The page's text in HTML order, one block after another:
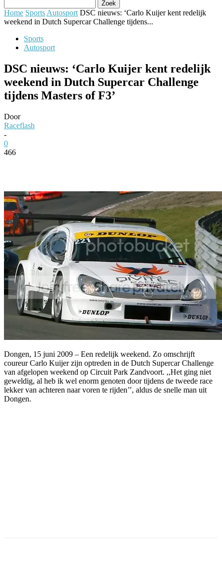
Home Sports Autosport DSC nieuws: ‘Carlo Kuijer kent redelijk
weekend in Dutch Supercar Challenge tijdens...
Sports
Autosport
DSC nieuws: ‘Carlo Kuijer kent redelijk
weekend in Dutch Supercar Challenge
tijdens Masters of F3’
Door
Raceflash
-
0
466
Dongen, 15 juni 2009 – Een redelijk weekend. Zo omschrijft
coureur Carlo Kuijer zijn optreden in de Dutch Supercar Challenge
van afgelopen weekend op Circuit Park Zandvoort. ,,Het ging niet
geweldig, al heb ik wel enorm genoten door tijdens de tweede race
lekker van achteren naar voren te rijden’’, aldus de snelle man uit
Dongen.